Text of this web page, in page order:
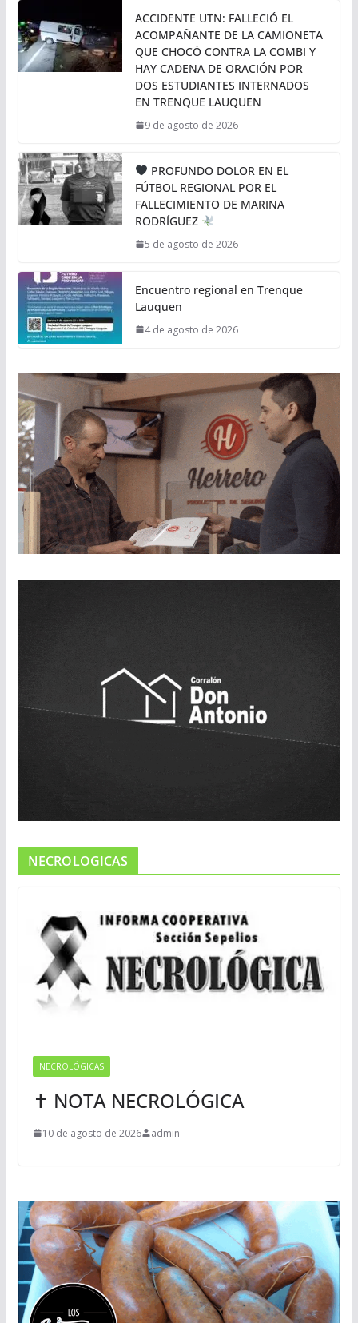
ACCIDENTE UTN: FALLECIÓ EL
ACOMPAÑANTE DE LA CAMIONETA
QUE CHOCÓ CONTRA LA COMBI Y
HAY CADENA DE ORACIÓN POR
DOS ESTUDIANTES INTERNADOS
EN TRENQUE LAUQUEN
9 de agosto de 2026
PROFUNDO DOLOR EN EL
FÚTBOL REGIONAL POR EL
FALLECIMIENTO DE MARINA
RODRÍGUEZ
5 de agosto de 2026
Encuentro regional en Trenque
Lauquen
4 de agosto de 2026
NECROLOGICAS
NECROLÓGICAS
✝ NOTA NECROLÓGICA
10 de agosto de 2026 admin